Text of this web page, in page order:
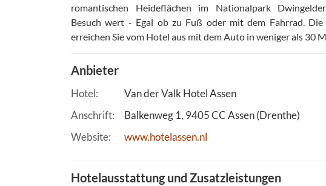
romantischen Heideflächen im Nationalpark
Besuch wert - Egal ob zu Fuß oder mit dem Fahrrad. Die
erreichen Sie vom Hotel aus mit dem Auto in weniger als 30
Anbieter
Hotel
Van der Valk Hotel Assen
Anschrift
Balkenweg 1 9405 CCAssen (Drenthe)
Website
www.hotelassen.nl
Hotelausstattung und Zusatzleistungen